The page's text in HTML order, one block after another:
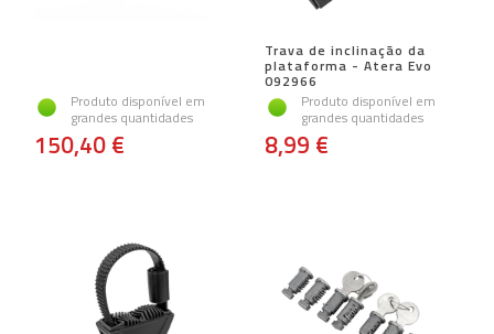
Produto disponível em
grandes quantidades
150,40 €
Trava de inclinação da
plataforma - Atera Evo
092966
Produto disponível em
grandes quantidades
8,99 €